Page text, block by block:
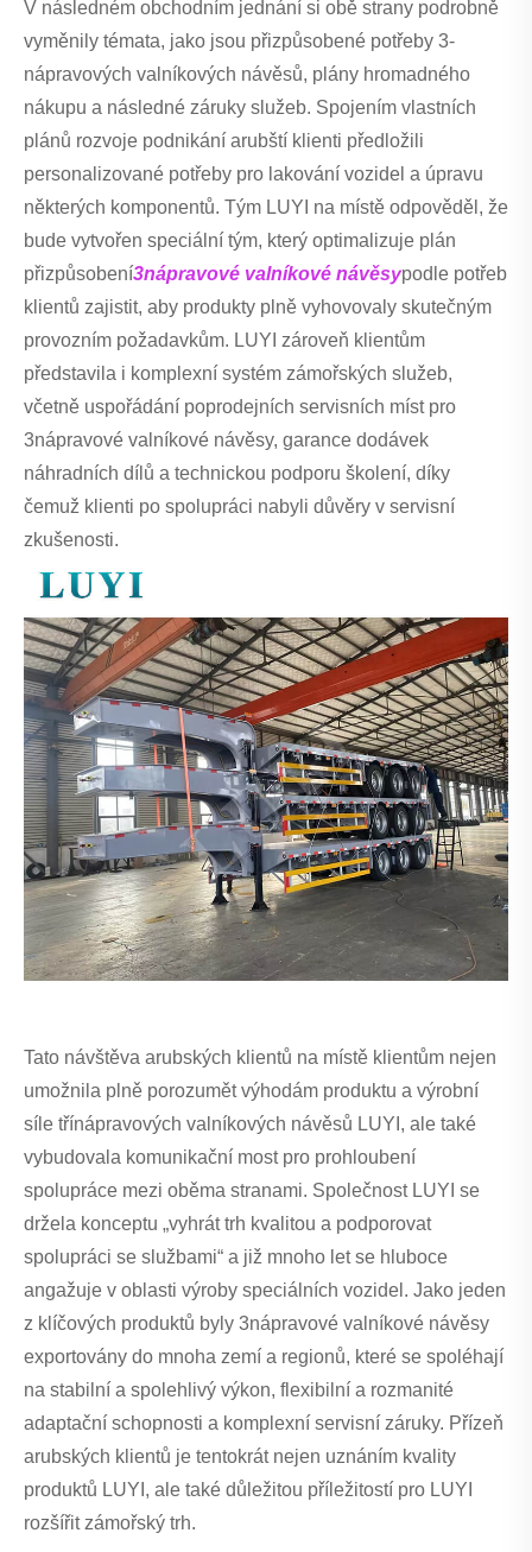
V následném obchodním jednání si obě strany podrobně
vyměnily témata, jako jsou přizpůsobené potřeby 3-
nápravových valníkových návěsů, plány hromadného
nákupu a následné záruky služeb. Spojením vlastních
plánů rozvoje podnikání arubští klienti předložili
personalizované potřeby pro lakování vozidel a úpravu
některých komponentů. Tým LUYI na místě odpověděl, že
bude vytvořen speciální tým, který optimalizuje plán
přizpůsobení3nápravové valníkové návěsypodle potřeb
klientů zajistit, aby produkty plně vyhovovaly skutečným
provozním požadavkům. LUYI zároveň klientům
představila i komplexní systém zámořských služeb,
včetně uspořádání poprodejních servisních míst pro
3nápravové valníkové návěsy, garance dodávek
náhradních dílů a technickou podporu školení, díky
čemuž klienti po spolupráci nabyli důvěry v servisní
zkušenosti.
Tato návštěva arubských klientů na místě klientům nejen
umožnila plně porozumět výhodám produktu a výrobní
síle třínápravových valníkových návěsů LUYI, ale také
vybudovala komunikační most pro prohloubení
spolupráce mezi oběma stranami. Společnost LUYI se
držela konceptu „vyhrát trh kvalitou a podporovat
spolupráci se službami“ a již mnoho let se hluboce
angažuje v oblasti výroby speciálních vozidel. Jako jeden
z klíčových produktů byly 3nápravové valníkové návěsy
exportovány do mnoha zemí a regionů, které se spoléhají
na stabilní a spolehlivý výkon, flexibilní a rozmanité
adaptační schopnosti a komplexní servisní záruky. Přízeň
arubských klientů je tentokrát nejen uznáním kvality
produktů LUYI, ale také důležitou příležitostí pro LUYI
rozšířit zámořský trh.